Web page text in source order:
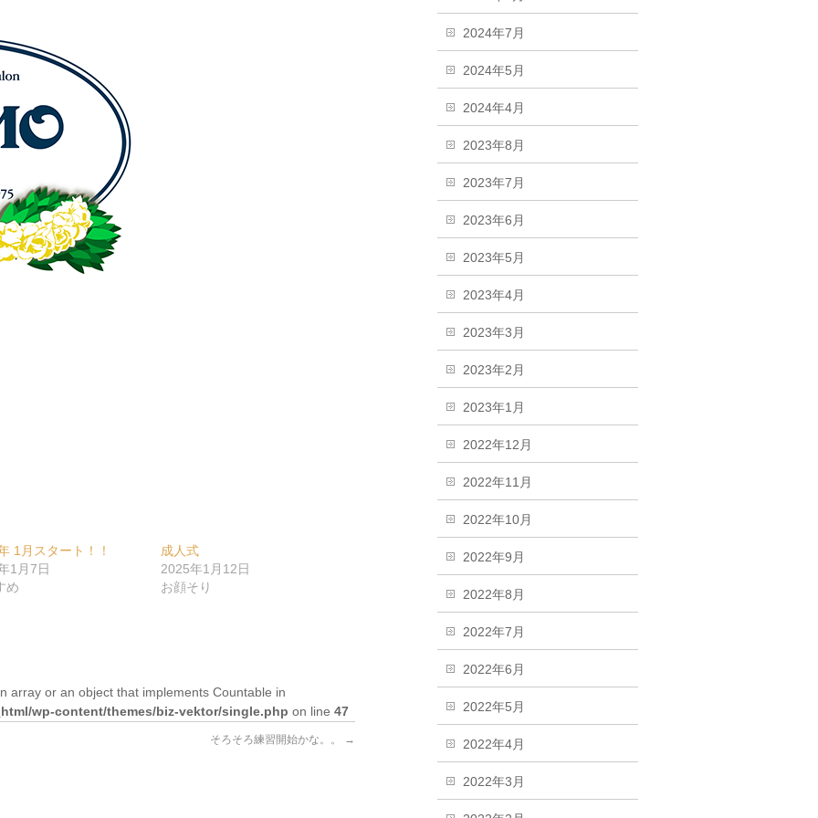
1月スタート！！
1月7日
め
成人式
2025年1月12日
お顔そり
array or an object that implements Countable in
wp-content/themes/biz-vektor/single.php on line 47
そろそろ練習開始かな。。 →
2024年7月
2024年5月
2024年4月
2023年8月
2023年7月
2023年6月
2023年5月
2023年4月
2023年3月
2023年2月
2023年1月
2022年12月
2022年11月
2022年10月
2022年9月
2022年8月
2022年7月
2022年6月
2022年5月
2022年4月
2022年3月